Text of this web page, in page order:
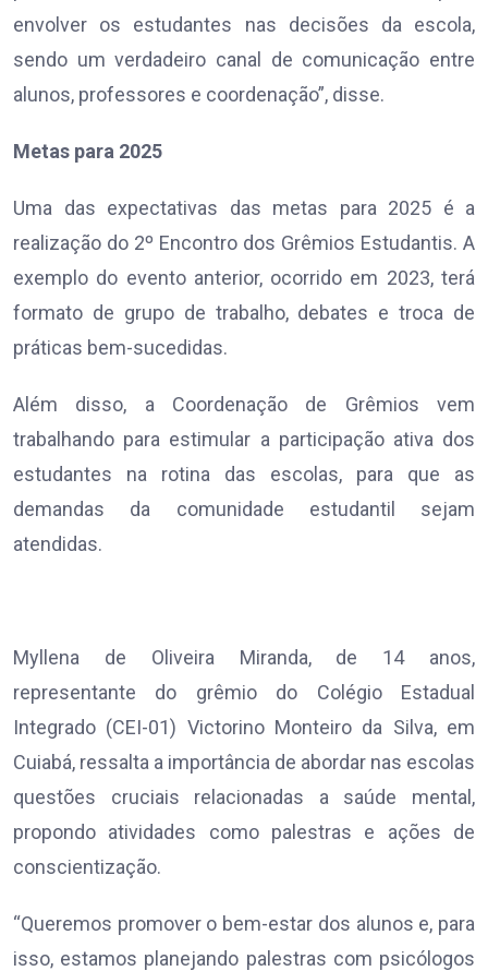
envolver os estudantes nas decisões da escola,
sendo um verdadeiro canal de comunicação entre
alunos, professores e coordenação”, disse.
Metas para 2025
Uma das expectativas das metas para 2025 é a
realização do 2º Encontro dos Grêmios Estudantis. A
exemplo do evento anterior, ocorrido em 2023, terá
formato de grupo de trabalho, debates e troca de
práticas bem-sucedidas.
Além disso, a Coordenação de Grêmios vem
trabalhando para estimular a participação ativa dos
estudantes na rotina das escolas, para que as
demandas da comunidade estudantil sejam
atendidas.
Myllena de Oliveira Miranda, de 14 anos,
representante do grêmio do Colégio Estadual
Integrado (CEI-01) Victorino Monteiro da Silva, em
Cuiabá, ressalta a importância de abordar nas escolas
questões cruciais relacionadas a saúde mental,
propondo atividades como palestras e ações de
conscientização.
“Queremos promover o bem-estar dos alunos e, para
isso, estamos planejando palestras com psicólogos